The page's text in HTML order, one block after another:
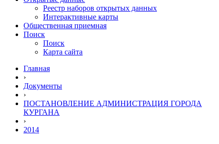
Реестр наборов открытых данных
Интерактивные карты
Общественная приемная
Поиск
Поиск
Карта сайта
Главная
›
Документы
›
ПОСТАНОВЛЕНИЕ АДМИНИСТРАЦИЯ ГОРОДА
КУРГАНА
›
2014